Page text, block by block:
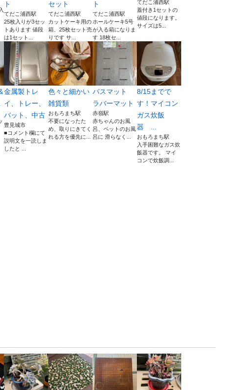
ト
てだこ浦西駅
25枚入りが3セッ
トあります 値段
は1セット...
セット
てだこ浦西駅
カットケーキ用の
箱、25枚セット売
りです サ...
ト
てだこ浦西駅
ホールケーキ5号
が入る箱になりま
す 18枚セ...
てだこ浦西駅
蓋付き1セットの
値段になります。
サイズは5...
金属製トレ
イ、トレー、
バット、中古
豊見城市
■コメント欄にて
説明文を一読しま
したと ...
色々と細かい
雑貨類
おもろまち駅
不要になったた
め、取りにきてく
れる方を優先に...
バスマット
ラバーマット
赤嶺駅
赤ちゃんのお風
呂、ペットのお風
呂に 滑らなく...
8/15までで
す！マイコン
ガス炊飯
器 ...
おもろまち駅
入手困難なガス炊
飯器です。 マイ
コンで炊飯調...